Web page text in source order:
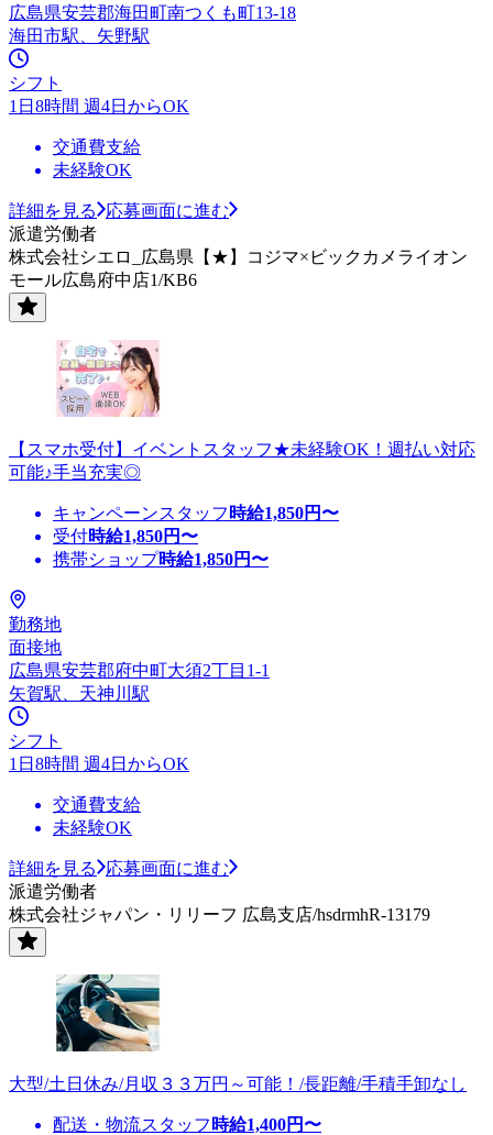
広島県安芸郡海田町南つくも町13-18
海田市駅、矢野駅
シフト
1日8時間 週4日からOK
交通費支給
未経験OK
詳細を見る
応募画面に進む
派遣労働者
株式会社シエロ_広島県【★】コジマ×ビックカメライオン
モール広島府中店1/KB6
【スマホ受付】イベントスタッフ★未経験OK！週払い対応
可能♪手当充実◎
キャンペーンスタッフ 時給1,850円〜
受付時給1,850円〜
携帯ショップ時給1,850円〜
勤務地
面接地
広島県安芸郡府中町大須2丁目1-1
矢賀駅、天神川駅
シフト
1日8時間 週4日からOK
交通費支給
未経験OK
詳細を見る
応募画面に進む
派遣労働者
株式会社ジャパン・リリーフ 広島支店/hsdrmhR-13179
大型/土日休み/月収３３万円～可能！/長距離/手積手卸なし
配送・物流スタッフ 時給1,400円〜